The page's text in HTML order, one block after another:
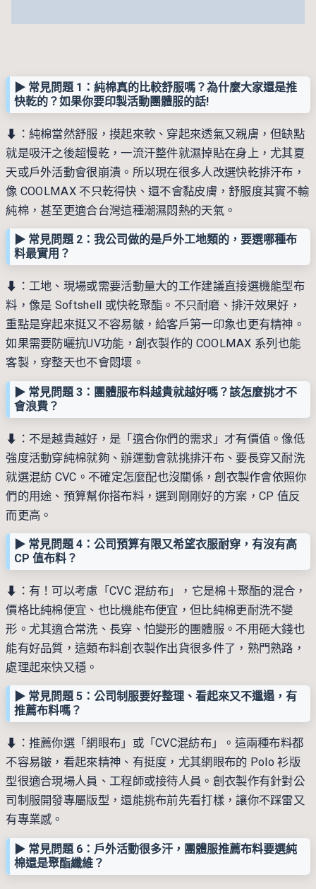
▶︎ 常見問題 1：純棉真的比較舒服嗎？為什麼大家還是推
快乾的？如果你要印製活動團體服的話!
⬇︎：純棉當然舒服，摸起來軟、穿起來透氣又親膚，但缺點
就是吸汗之後超慢乾，一流汗整件就濕掉貼在身上，尤其夏
天或戶外活動會很崩潰。所以現在很多人改選快乾排汗布，
像 COOLMAX 不只乾得快、還不會黏皮膚，舒服度其實不輸
純棉，甚至更適合台灣這種潮濕悶熱的天氣。
▶︎ 常見問題 2：我公司做的是戶外工地類的，要選哪種布
料最實用？
⬇︎：工地、現場或需要活動量大的工作建議直接選機能型布
料，像是 Softshell 或快乾聚酯。不只耐磨、排汗效果好，
重點是穿起來挺又不容易皺，給客戶第一印象也更有精神。
如果需要防曬抗UV功能，創衣製作的 COOLMAX 系列也能
客製，穿整天也不會悶壞。
▶︎ 常見問題 3：團體服布料越貴就越好嗎？該怎麼挑才不
會浪費？
⬇︎：不是越貴越好，是「適合你們的需求」才有價值。像低
強度活動穿純棉就夠、辦運動會就挑排汗布、要長穿又耐洗
就選混紡 CVC。不確定怎麼配也沒關係，創衣製作會依照你
們的用途、預算幫你搭布料，選到剛剛好的方案，CP 值反
而更高。
▶︎ 常見問題 4：公司預算有限又希望衣服耐穿，有沒有高
CP 值布料？
⬇︎：有！可以考慮「CVC 混紡布」，它是棉＋聚酯的混合，
價格比純棉便宜、也比機能布便宜，但比純棉更耐洗不變
形。尤其適合常洗、長穿、怕變形的團體服。不用砸大錢也
能有好品質，這類布料創衣製作出貨很多件了，熟門熟路，
處理起來快又穩。
▶︎ 常見問題 5：公司制服要好整理、看起來又不邋遢，有
推薦布料嗎？
⬇︎：推薦你選「網眼布」或「CVC混紡布」。這兩種布料都
不容易皺，看起來精神、有挺度，尤其網眼布的 Polo 衫版
型很適合現場人員、工程師或接待人員。創衣製作有針對公
司制服開發專屬版型，還能挑布前先看打樣，讓你不踩雷又
有專業感。
▶︎ 常見問題 6：戶外活動很多汗，團體服推薦布料要選純
棉還是聚酯纖維？